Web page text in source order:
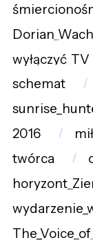
Dorian_Wach
wyłączyć_TV
schemat
2016
twórca